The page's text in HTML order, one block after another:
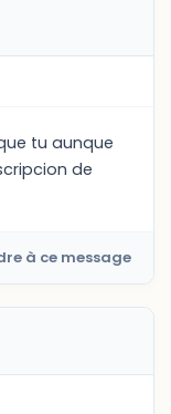
tu aunque
de
à ce message